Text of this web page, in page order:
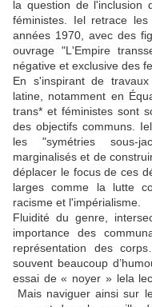
la question de l'inclusion
féministes. Iel retrace
années 1970, avec des
ouvrage "L'Empire
négative et exclusive des
En s'inspirant de
latine, notamment en
trans* et féministes sont
des objectifs communs.
les "symétries sous-
marginalisés et de
déplacer le focus de ces
larges comme la lutte
racisme et l'impérialisme.
Fluidité du genre,
importance des
représentation des
souvent beaucoup
essai de « noyer » lela
Mais naviguer ainsi sur